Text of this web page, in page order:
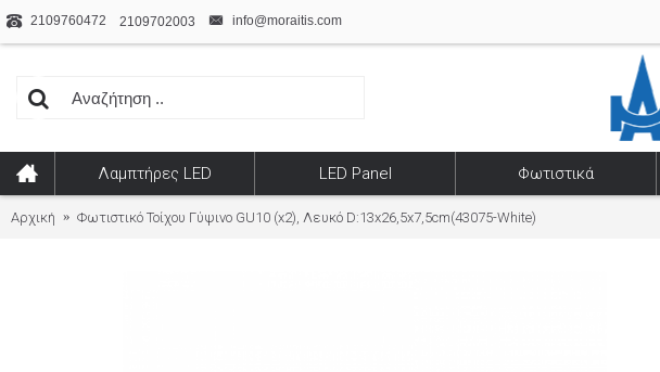
2109760472 2109702003 info@moraitis.com
Λαμπτήρες LED LED Panel Φωτιστικά
Αρχική Φωτιστικό Τοίχου Γύψινο GU10 (x2), Λευκό D:13x26,5x7,5cm(43075-White)